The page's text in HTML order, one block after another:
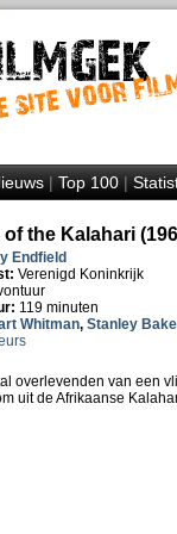
|Top 100|
the Kalahari
Endfield
Verenigd Koninkrijk
119 minuten
Whitman, Stanley
overlevenden van een
uit de Afrikaanse